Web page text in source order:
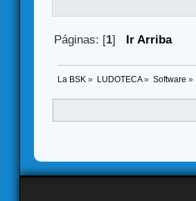
Páginas: [1] Ir Arriba
La BSK » LUDOTECA» Software »